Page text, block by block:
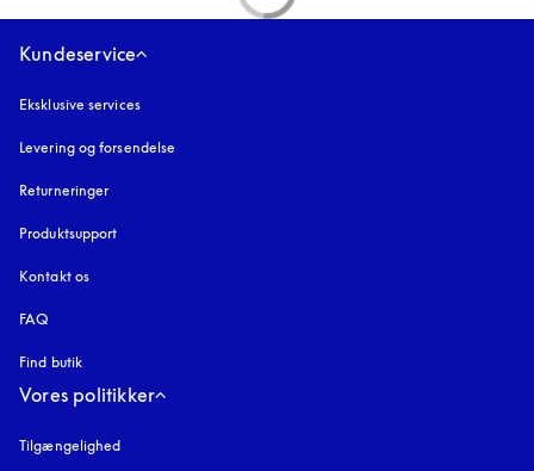
Kundeservice
Eksklusive services
Levering og forsendelse
Returneringer
Produktsupport
Kontakt os
FAQ
Find butik
Vores politikker
Tilgængelighed